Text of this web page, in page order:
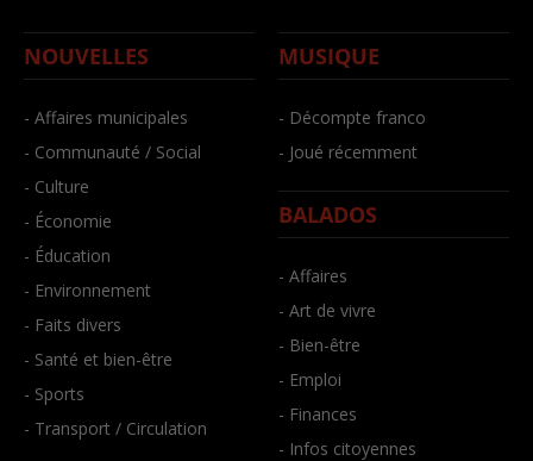
NOUVELLES
- Affaires municipales
- Communauté / Social
- Culture
- Économie
- Éducation
- Environnement
- Faits divers
- Santé et bien-être
- Sports
- Transport / Circulation
MUSIQUE
- Décompte franco
- Joué récemment
BALADOS
- Affaires
- Art de vivre
- Bien-être
- Emploi
- Finances
- Infos citoyennes